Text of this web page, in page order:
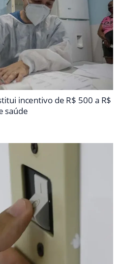
incentivo de R$ 500 a R$
saúde